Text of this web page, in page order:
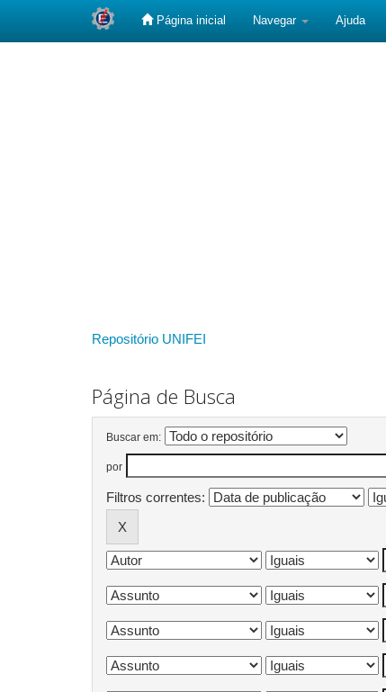
Página inicial Navegar Ajuda
Repositório UNIFEI
Página de Busca
Buscar em:
por
Filtros correntes: